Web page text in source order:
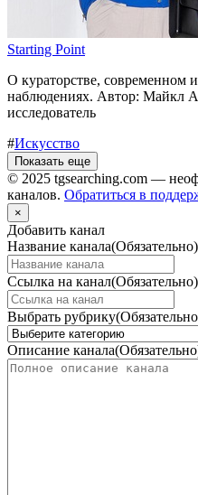
Starting Point
О кураторстве, современном
наблюдениях. Автор: Майкл
исследователь
#Искусство
Показать еще
© 2025 tgsearching.com —
каналов. Обратиться в
×
Добавить канал
Название канала(Обязательно)
Ссылка на канал(Обязательно)
Выбрать рубрику
Описание канала